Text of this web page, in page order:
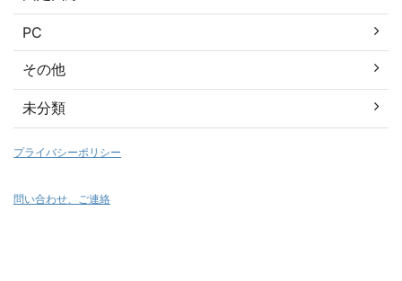
PC
その他
未分類
プライバシーポリシー
問い合わせ、ご連絡